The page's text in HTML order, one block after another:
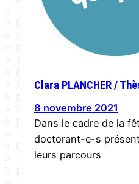
Clara PLANCHER /
8 novembre 2021
Dans le cadre de la
doctorant-e-s
leurs parcours